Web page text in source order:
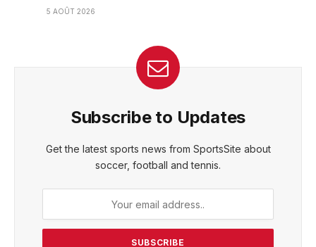
5 AOÛT 2026
Subscribe to Updates
Get the latest sports news from SportsSite about
soccer, football and tennis.